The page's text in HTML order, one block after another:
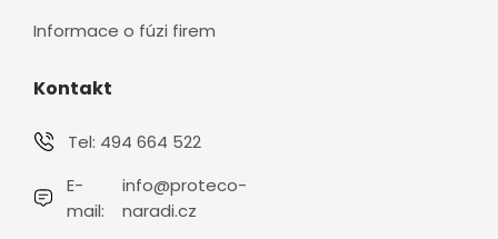
Informace o fúzi firem
Kontakt
Tel: 494 664 522
E-
mail:
info@proteco-
naradi.cz